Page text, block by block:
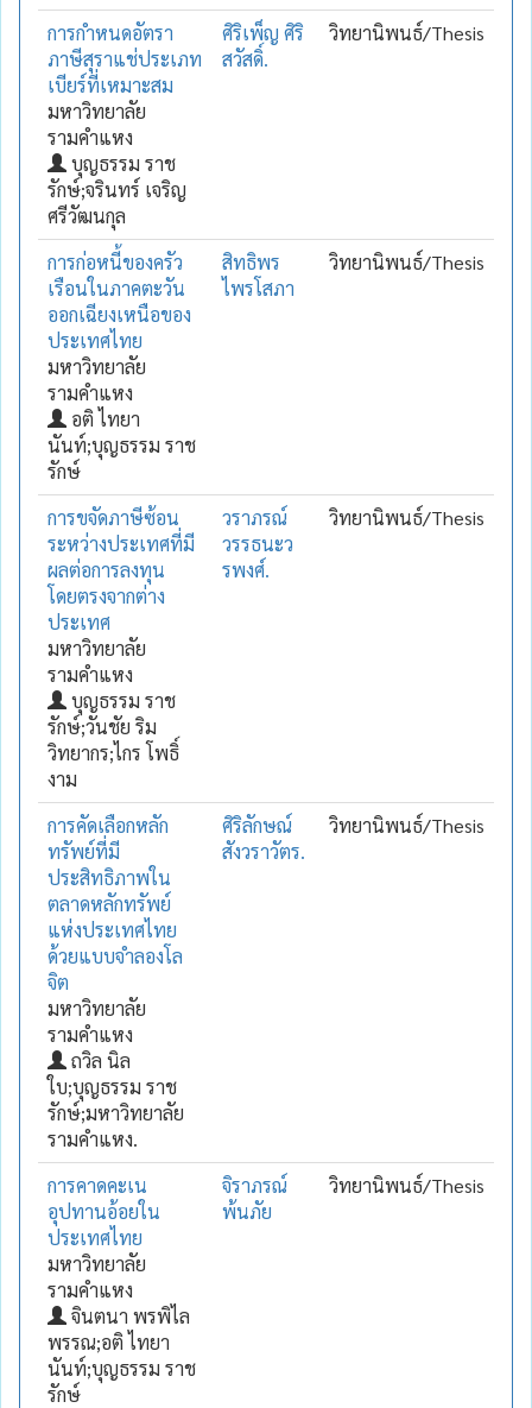
การกำหนดอัตรา
ภาษีสุราแช่ประเภท
เบียร์ที่เหมาะสม
มหาวิทยาลัย
รามคำแหง
บุญธรรม ราช
รักษ์;จรินทร์ เจริญ
ศรีวัฒนกุล
ศิริเพ็ญ ศิริ
สวัสดิ์.
วิทยานิพนธ์/Thesis
การก่อหนี้ของครัว
เรือนในภาคตะวัน
ออกเฉียงเหนือของ
ประเทศไทย
มหาวิทยาลัย
รามคำแหง
อติ ไทยา
นันท์;บุญธรรม ราช
รักษ์
สิทธิพร
ไพรโสภา
วิทยานิพนธ์/Thesis
การขจัดภาษีซ้อน
ระหว่างประเทศที่มี
ผลต่อการลงทุน
โดยตรงจากต่าง
ประเทศ
มหาวิทยาลัย
รามคำแหง
บุญธรรม ราช
รักษ์;วันชัย ริม
วิทยากร;ไกร โพธิ์
งาม
วราภรณ์
วรรธนะว
รพงศ์.
วิทยานิพนธ์/Thesis
การคัดเลือกหลัก
ทรัพย์ที่มี
ประสิทธิภาพใน
ตลาดหลักทรัพย์
แห่งประเทศไทย
ด้วยแบบจำลองโล
จิต
มหาวิทยาลัย
รามคำแหง
ถวิล นิล
ใบ;บุญธรรม ราช
รักษ์;มหาวิทยาลัย
รามคำแหง.
ศิริลักษณ์
สังวราวัตร.
วิทยานิพนธ์/Thesis
การคาดคะเน
อุปทานอ้อยใน
ประเทศไทย
มหาวิทยาลัย
รามคำแหง
จินตนา พรพิไล
พรรณ;อติ ไทยา
นันท์;บุญธรรม ราช
รักษ์
จิราภรณ์
พ้นภัย
วิทยานิพนธ์/Thesis